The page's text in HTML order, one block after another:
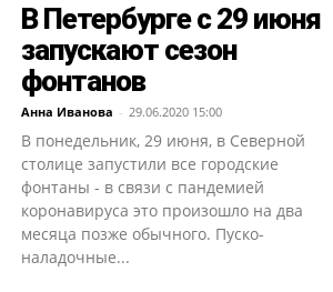
В Петербурге с 29 июня
запускают сезон
фонтанов
Анна Иванова - 29.06.2020 15:00
В понедельник, 29 июня, в Северной
столице запустили все городские
фонтаны - в связи с пандемией
коронавируса это произошло на два
месяца позже обычного. Пуско-
наладочные...